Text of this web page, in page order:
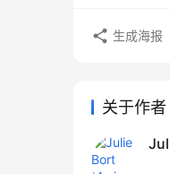
生成海报
关于作者